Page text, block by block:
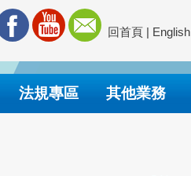
回首頁 | English
法規專區 其他業務